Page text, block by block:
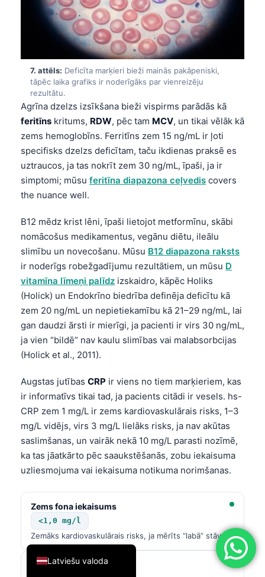
7. attēls: Deficīta marķieri bieži mainās pakāpeniski,
tāpēc laika grafiks ir noderīgāks par vienreizēju
rezultātu.
Agrīna dzelzs izsīkšana bieži vispirms parādās kā
feritīns kritums, RDW, pēc tam MCV, un tikai vēlāk kā
zems hemoglobīns. Ferritīns zem 15 ng/mL ir ļoti
specifisks dzelzs deficītam, taču ikdienas praksē es
uztraucos, ja tas nokrīt zem 30 ng/mL, īpaši, ja ir
simptomi; mūsu feritīna diapazona ceļvedis covers
the nuance well.
B12 mēdz krist lēni, īpaši lietojot metformīnu, skābi
nomācošus medikamentus, vegānu diētu, ileālu
slimību un novecošanu. Mūsu B12 diapazona raksts
ir noderīgs robežgadījumu rezultātiem, un mūsu D
vitamīna līmeņi palīdz izskaidro, kāpēc Holiks
(Holick) un Endokrīno biedrība definēja deficītu kā
zem 20 ng/mL un nepietiekamību kā 21–29 ng/mL, lai
gan daudzi ārsti ir mierīgi, ja pacienti ir virs 30 ng/mL,
ja vien “bildē” nav kaulu slimības vai malabsorbcijas
(Holick et al., 2011).
Augstas jutības CRP ir viens no tiem marķieriem, kas
ir informatīvs tikai tad, ja pacients citādi ir vesels. hs-
CRP zem 1 mg/L ir zems kardiovaskulārais risks, 1–3
mg/L vidējs, virs 3 mg/L lielāks risks, ja nav akūtas
saslimšanas, un vairāk nekā 10 mg/L parasti nozīmē,
ka tas jāatkārto pēc saaukstēšanās, zobu iekaisuma
uzliesmojuma vai iekaisuma notikuma norimšanas.
Zems fona iekaisums
<1,0 mg/l
Zemāks kardiovaskulārais risks, ja mērīts “labā” stāvoklī
Vidējā riska diapazons
Latviešu valoda
English
Deutsch
العربية
עִבְרִית
Italiano
Español
Ελληνικά
Română
简体中文
فارسی
Български
Dansk
Nederlands
हिन्दी
Հայերեն
Íslenska
Српски језик
Svenska
Bosanski
Azərbaycan dili
Eesti
Čeština
ქართული